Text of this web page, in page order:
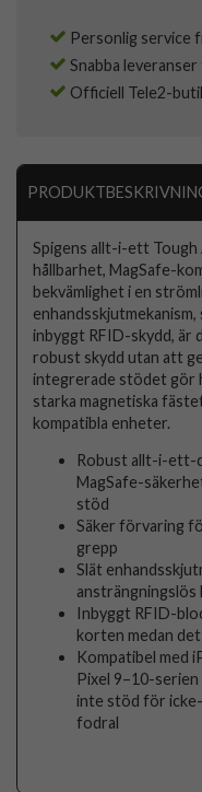
Personlig service
Snabba
Officiell Tele2-
Spigens allt-i-ett
hållbarhet, MagSafe-
bekvämlighet i en
inbyggt RFID-skydd, är
robust skydd utan att
integrerade stödet gör
starka magnetiska
kompatibla enheter.
Robust allt-i-ett-
MagSafe-
stöd
Säker förvaring
grepp
Slät
Inbyggt RFID-
korten medan
Kompatibel med
Pixel 9–10-
inte stöd för
fodral